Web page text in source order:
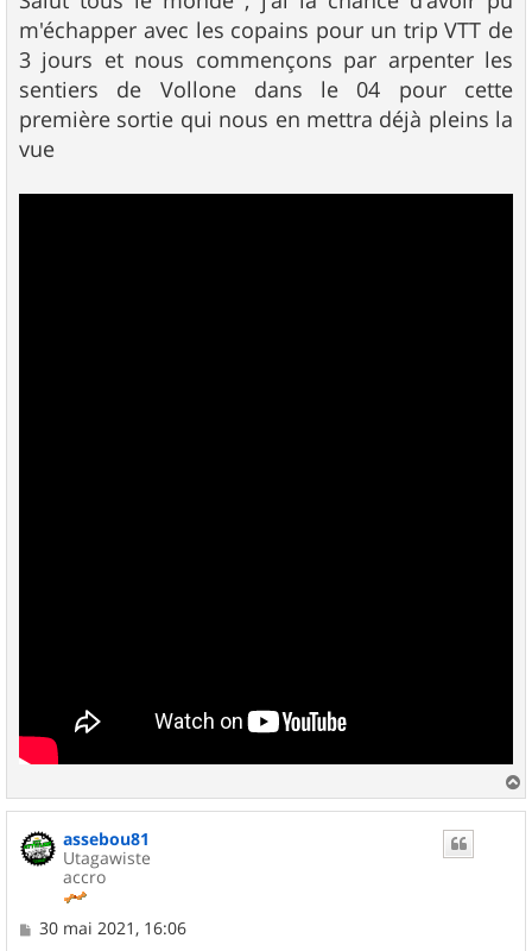
s
a
e
m'échapper avec les copains pour un trip VTT de
3 jours et nous commençons par arpenter les
sentiers de Vollone dans le 04 pour cette
première sortie qui nous en mettra déjà pleins la
vue
a
u
assebou81
Utagawiste
accro
M
30 mai 2021, 16:06